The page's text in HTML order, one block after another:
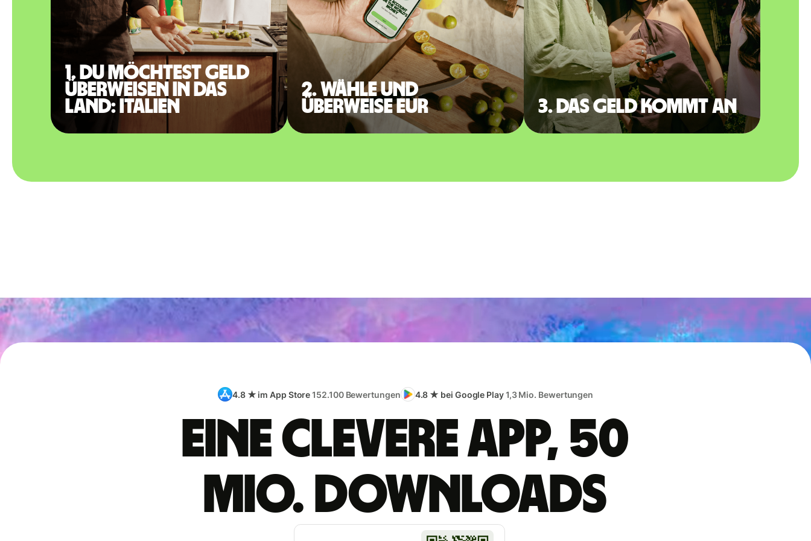
1. Du möchtest Geld
überweisen in das
Land: Italien
2. Wähle und
überweise EUR
3. Das Geld kommt an
4.8 ★ im App Store152.100 Bewertungen 4.8 ★ bei Google Play1,3 Mio. Bewertungen
Eine clevere App, 50
Mio. Downloads